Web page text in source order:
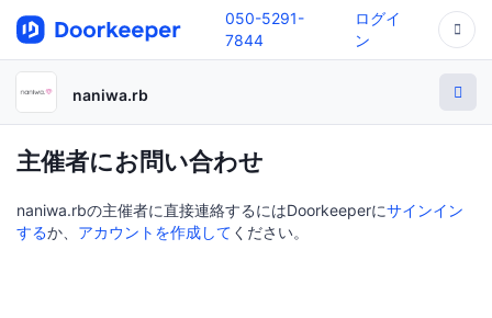
050-5291-
7844
ログイ
ン
naniwa.rb
主催者にお問い合わせ
naniwa.rbの主催者に直接連絡するにはDoorkeeperにサインイン
するか、 アカウントを作成して ください。